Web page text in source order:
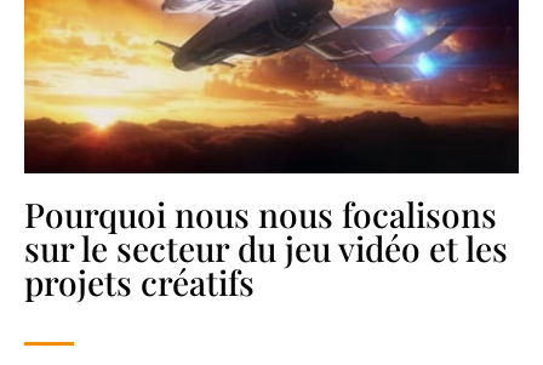
Pourquoi nous nous focalisons
sur le secteur du jeu vidéo et les
projets créatifs